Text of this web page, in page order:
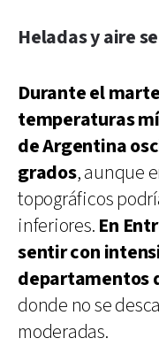
Heladas y aire
Durante el
temperaturas
de Argentina
grados, aunque
topográficos
inferiores. En
sentir con
departamentos
donde no se
moderadas.